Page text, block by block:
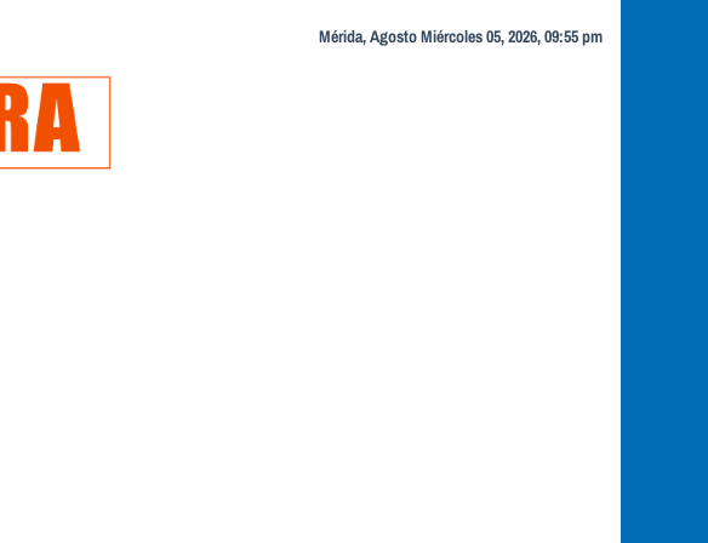
Mérida, Agosto Miércoles 05, 2026, 09:55 pm